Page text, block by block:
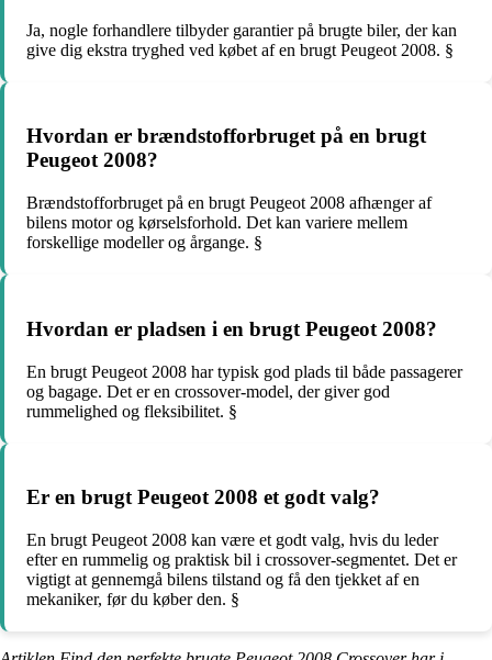
Ja, nogle forhandlere tilbyder garantier på brugte biler, der kan
give dig ekstra tryghed ved købet af en brugt Peugeot 2008. §
Hvordan er brændstofforbruget på en brugt
Peugeot 2008?
Brændstofforbruget på en brugt Peugeot 2008 afhænger af
bilens motor og kørselsforhold. Det kan variere mellem
forskellige modeller og årgange. §
Hvordan er pladsen i en brugt Peugeot 2008?
En brugt Peugeot 2008 har typisk god plads til både passagerer
og bagage. Det er en crossover-model, der giver god
rummelighed og fleksibilitet. §
Er en brugt Peugeot 2008 et godt valg?
En brugt Peugeot 2008 kan være et godt valg, hvis du leder
efter en rummelig og praktisk bil i crossover-segmentet. Det er
vigtigt at gennemgå bilens tilstand og få den tjekket af en
mekaniker, før du køber den. §